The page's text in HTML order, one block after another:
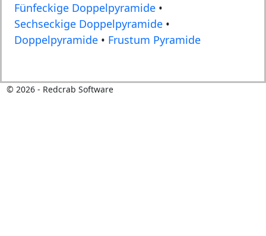
Fünfeckige Doppelpyramide •
Sechseckige Doppelpyramide •
Doppelpyramide • Frustum Pyramide
© 2026- Redcrab Software